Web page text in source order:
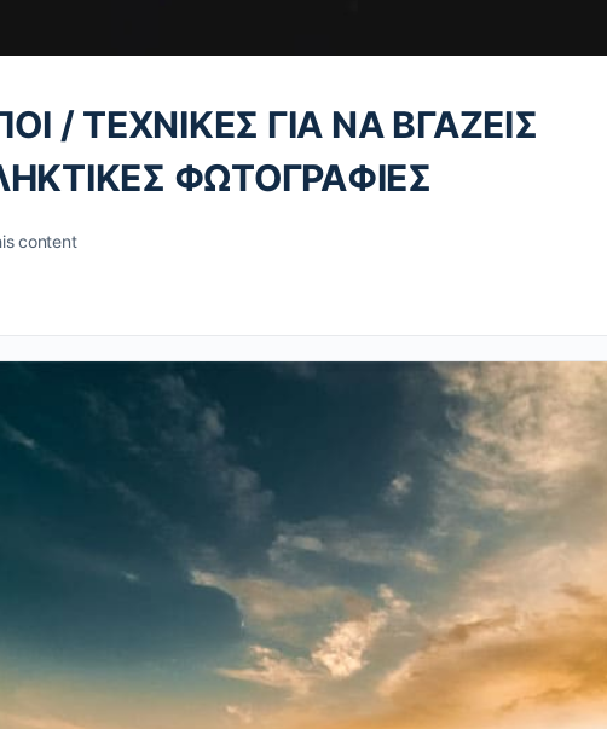
/ ΤΕΧΝΙΚΕΣ ΓΙΑ ΝΑ ΒΓΑΖΕΙΣ
ΦΩΤΟΓΡΑΦΙΕΣ
content